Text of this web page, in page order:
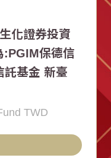
化證券投資
:PGIM保德信
託基金 新臺
TWD